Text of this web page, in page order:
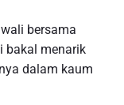
bersama
bakal menarik
dalam kaum